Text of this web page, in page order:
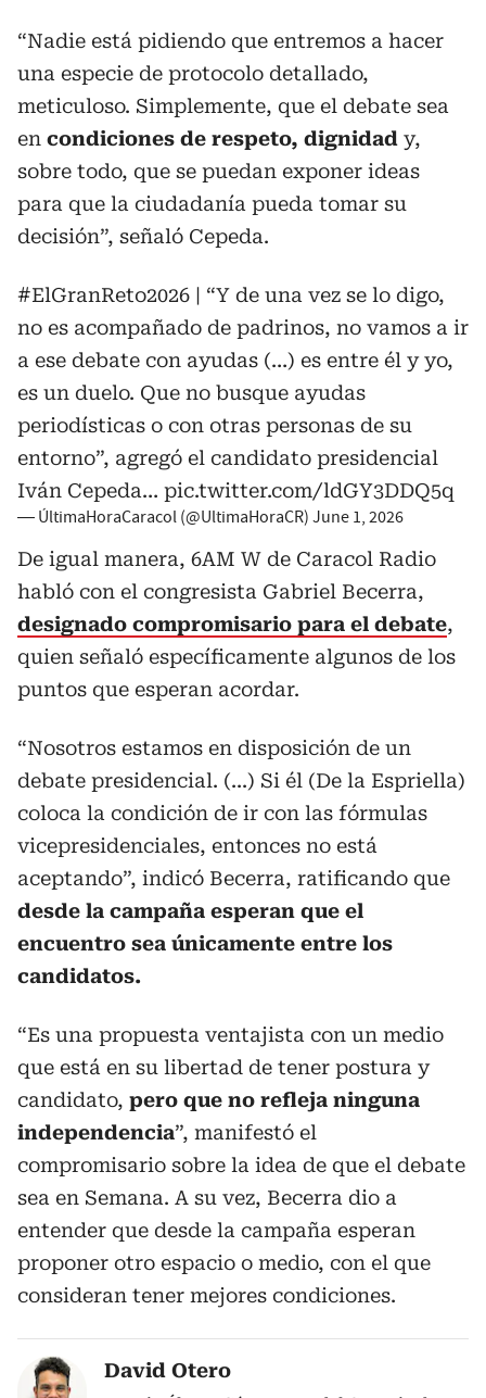
“Nadie está pidiendo que entremos a hacer
una especie de protocolo detallado,
meticuloso. Simplemente, que el debate sea
en condiciones de respeto, dignidad y,
sobre todo, que se puedan exponer ideas
para que la ciudadanía pueda tomar su
decisión”, señaló Cepeda.
#ElGranReto2026 | “Y de una vez se lo digo,
no es acompañado de padrinos, no vamos a ir
a ese debate con ayudas (…) es entre él y yo,
es un duelo. Que no busque ayudas
periodísticas o con otras personas de su
entorno”, agregó el candidato presidencial
Iván Cepeda… pic.twitter.com/ldGY3DDQ5q
— ÚltimaHoraCaracol (@UltimaHoraCR) June 1, 2026
De igual manera, 6AM W de Caracol Radio
habló con el congresista Gabriel Becerra,
designado compromisario para el debate,
quien señaló específicamente algunos de los
puntos que esperan acordar.
“Nosotros estamos en disposición de un
debate presidencial. (...) Si él (De la Espriella)
coloca la condición de ir con las fórmulas
vicepresidenciales, entonces no está
aceptando”, indicó Becerra, ratificando que
desde la campaña esperan que el
encuentro sea únicamente entre los
candidatos.
“Es una propuesta ventajista con un medio
que está en su libertad de tener postura y
candidato, pero que no refleja ninguna
independencia”, manifestó el
compromisario sobre la idea de que el debate
sea en Semana. A su vez, Becerra dio a
entender que desde la campaña esperan
proponer otro espacio o medio, con el que
consideran tener mejores condiciones.
David Otero